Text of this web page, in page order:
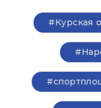
#Курская